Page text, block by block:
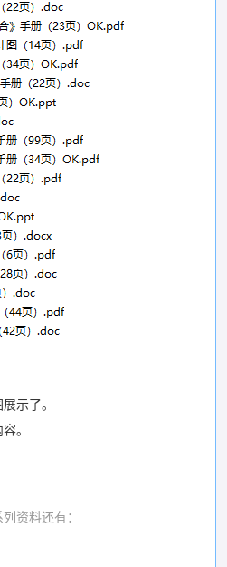
示了。
。
资料还有：